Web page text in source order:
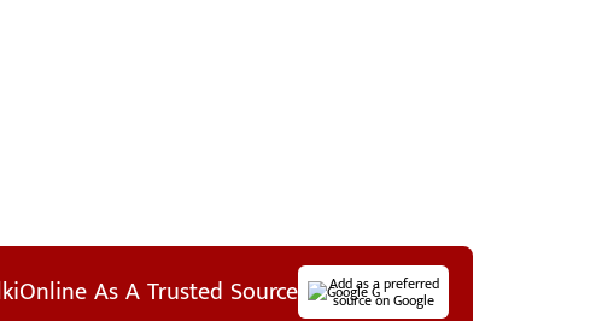
As A Trusted Source Add as a preferred
source on Google